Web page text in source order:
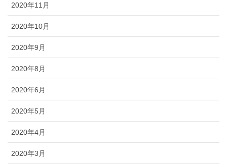
2020年11月
2020年10月
2020年9月
2020年8月
2020年6月
2020年5月
2020年4月
2020年3月